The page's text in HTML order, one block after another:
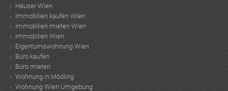
Häuser Wien
Immobilien kaufen Wien
Immobilien mieten Wien
Immobilien Wien
Eigentumswohnung Wien
Büro kaufen
Büro mieten
Wohnung in Mödling
Wohnung Wien Umgebung